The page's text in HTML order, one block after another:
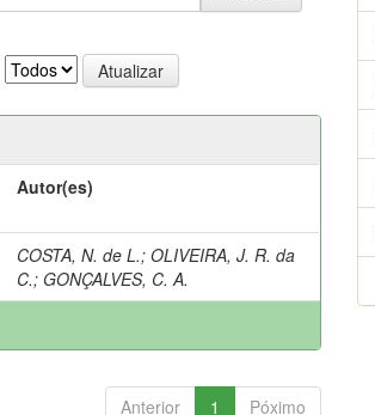
Autor(es)
COSTA, N. de L.;OLIVEIRA, J. R. da
C.;GONÇALVES, C. A.
Anterior 1 Póximo